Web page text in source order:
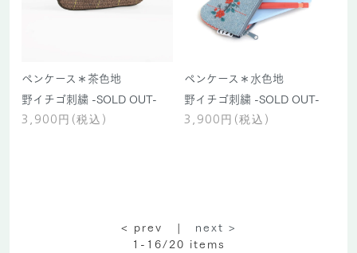
ペンケース＊茶色地
野イチゴ刺繍 -SOLD OUT-
3,900円(税込)
ペンケース＊水色地
野イチゴ刺繍 -SOLD OUT-
3,900円(税込)
< prev |
next >
1-16/20 items